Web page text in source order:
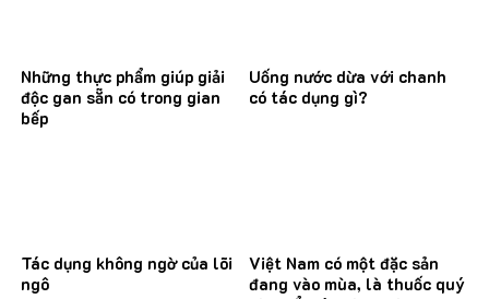
Những thực phẩm giúp giải
độc gan sẵn có trong gian
bếp
Uống nước dừa với chanh
có tác dụng gì?
Tác dụng không ngờ của lõi
ngô
Việt Nam có một đặc sản
đang vào mùa, là thuốc quý